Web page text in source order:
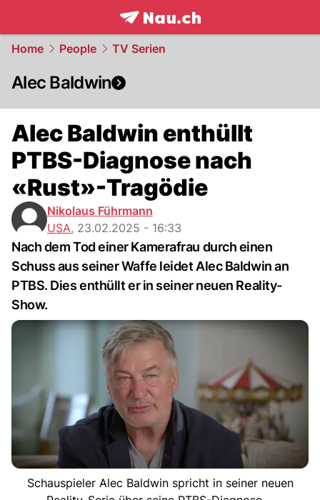
frontpage.NAU.ch
Home People TV Serien
Alec Baldwin
Alec Baldwin enthüllt
PTBS-Diagnose nach
«Rust»-Tragödie
Nikolaus Führmann
USA, 23.02.2025 - 16:33
Nach dem Tod einer Kamerafrau durch einen
Schuss aus seiner Waffe leidet Alec Baldwin an
PTBS. Dies enthüllt er in seiner neuen Reality-
Show.
Schauspieler Alec Baldwin spricht in seiner neuen